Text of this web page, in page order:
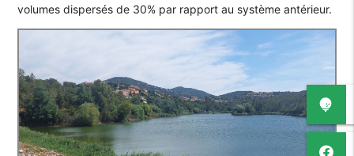
volumes dispersés de 30% par rapport au système antérieur.